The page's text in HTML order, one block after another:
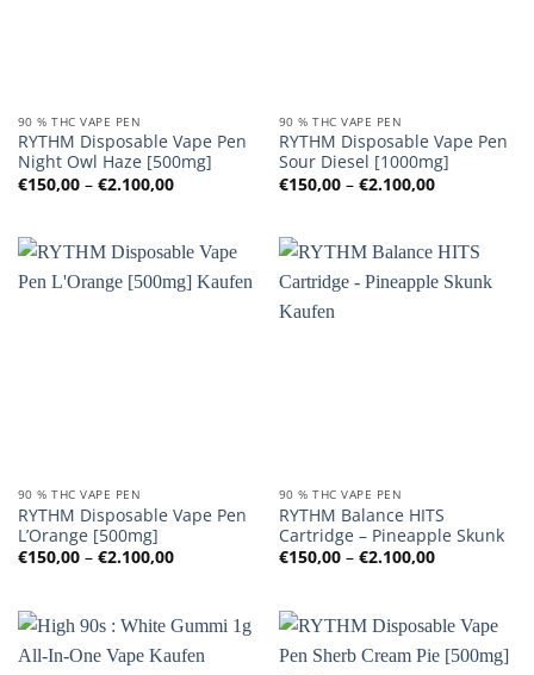
90 % THC VAPE PEN
RYTHM Disposable Vape Pen
Night Owl Haze [500mg]
€150,00 – €2.100,00Preisspanne:
€150,00
90 % THC VAPE PEN
RYTHM Disposable Vape Pen
Sour Diesel [1000mg]
€150,00 – €2.100,00
€150,00
90 % THC VAPE PEN
RYTHM Disposable Vape Pen
L’Orange [500mg]
€150,00 – €2.100,00Preisspanne:
90 % THC VAPE PEN
RYTHM Balance HITS
Cartridge – Pineapple Skunk
€150,00 – €2.100,00